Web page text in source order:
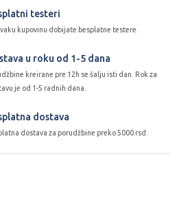
testeri
kupovinu dobijate besplatne testere.
u roku od 1-5 dana
kreirane pre 12h se šalju isti dan. Rok za
je od 1-5 radnih dana.
dostava
dostava za porudžbine preko 5000 rsd.